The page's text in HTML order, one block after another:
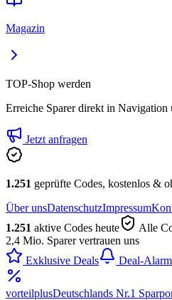
Magazin
TOP-Shop werden
Erreiche Sparer direkt in Navigation
Jetzt anfragen
1.251 geprüfte Codes, kostenlos &
Über unsDatenschutzImpressum
1.251 aktive Codes heute
Alle
2,4 Mio. Sparer vertrauen uns
Exklusive Deals
Deal-Alarm
vorteilplusDeutschlands Nr.1